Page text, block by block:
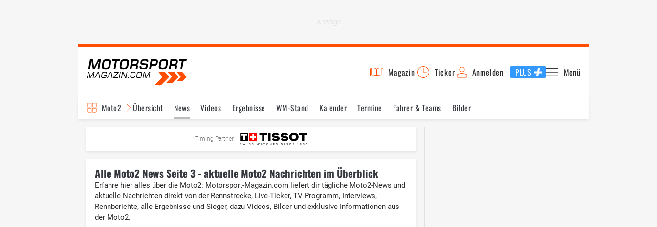
Magazin Ticker Anmelden PLUS Menü
Moto2 Übersicht News Videos Ergebnisse WM-Stand Kalender Termine Fahrer & Teams Bilder
Timing Partner
Alle Moto2 News Seite 3 - aktuelle Moto2 Nachrichten im Überblick
Erfahre hier alles über die Moto2: Motorsport-Magazin.com liefert dir tägliche Moto2-News und
aktuelle Nachrichten direkt von der Rennstrecke, Live-Ticker, TV-Programm, Interviews,
Rennberichte, alle Ergebnisse und Sieger, dazu Videos, Bilder und exklusive Informationen aus
der Moto2.